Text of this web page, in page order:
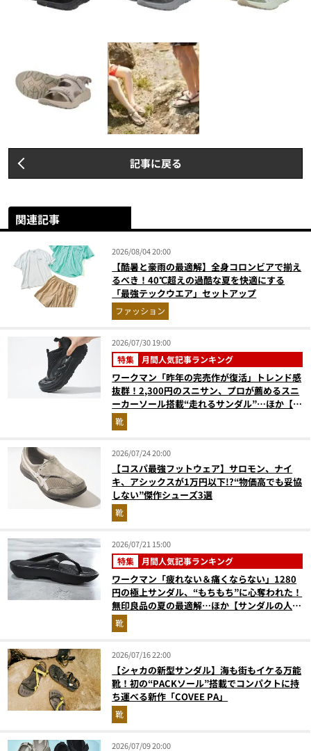
記事に戻る
関連記事
2026/08/04 20:00
【酷暑と豪雨の最適解】全身コロンビアで揃え
るべき！40℃超えの過酷な夏を快適にする
「最強テックウエア」セットアップ
ファッション
2026/07/30 19:00
特集 月間人気記事ランキング
ワークマン「昨年の完売作が復活」トレンド感
抜群！2,300円のスニサン、プロが薦めるスニ
ーカーソール搭載“走れるサンダル”…ほか【夏
シューズの人気記事ランキングベスト3】
（2026年6月版）
靴
2026/07/24 20:00
【コスパ最強フットウェア】サロモン、ナイ
キ、アシックスが1万円以下!?“物価高でも妥協
しない”傑作シューズ3選
靴
2026/07/21 15:00
特集 月間人気記事ランキング
ワークマン「疲れない＆痛くならない」1280
円の極上サンダル、“もちもち”に心奪われた！
無印良品の夏の最適解…ほか【サンダルの人気
記事ランキングベスト3】（2026年6月版）
靴
2026/07/16 22:00
【シャカの新型サンダル】海も街もイケる万能
靴！初の“PACKソール”搭載でコンパクトに持
ち運べる新作「COVEE PA」
靴
2026/07/09 20:00